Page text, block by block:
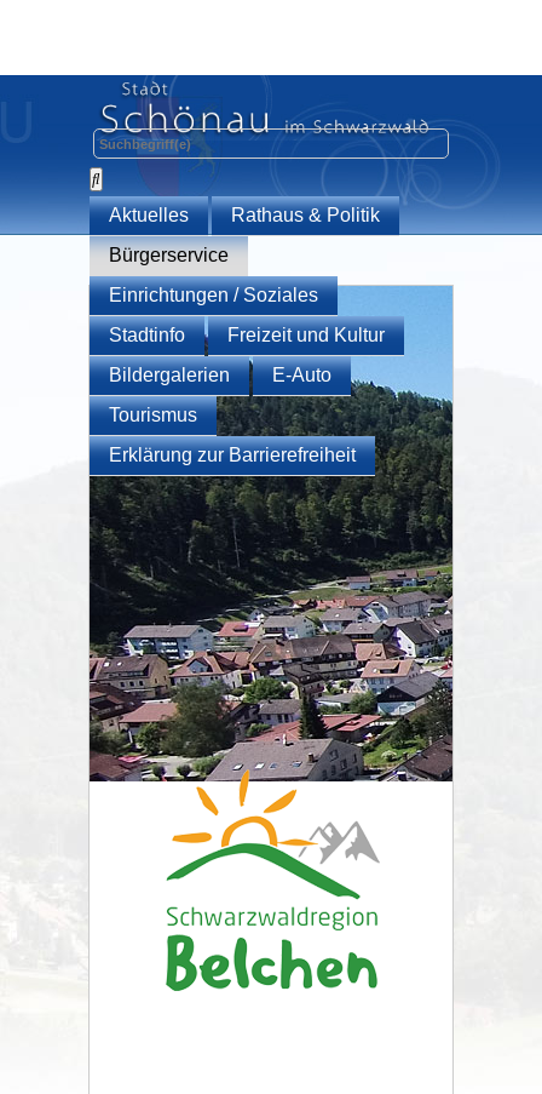
Aktuelles
Rathaus & Politik
Bürgerservice
Einrichtungen / Soziales
Stadtinfo
Freizeit und Kultur
Bildergalerien
E-Auto
Tourismus
Erklärung zur Barrierefreiheit